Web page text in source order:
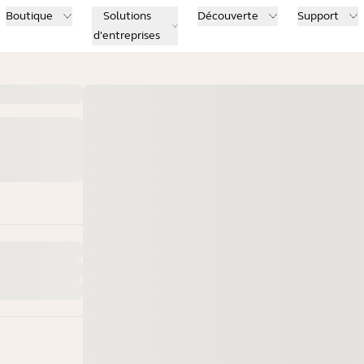
Boutique
Solutions
d'entreprises
Découverte Support